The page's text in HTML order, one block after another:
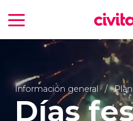
Información general
Días